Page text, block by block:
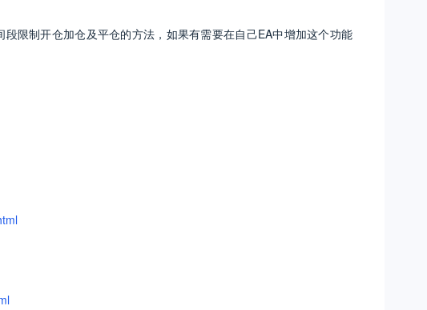
限制开仓加仓及平仓的方法，如果有需要在自己EA中增加这个功能